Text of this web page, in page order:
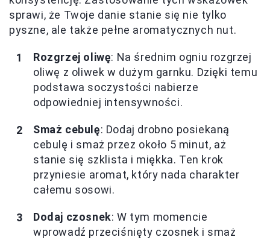
sprawi, że Twoje danie stanie się nie tylko
pyszne, ale także pełne aromatycznych nut.
Rozgrzej oliwę: Na średnim ogniu rozgrzej
oliwę z oliwek w dużym garnku. Dzięki temu
podstawa soczystości nabierze
odpowiedniej intensywności.
Smaż cebulę: Dodaj drobno posiekaną
cebulę i smaż przez około 5 minut, aż
stanie się szklista i miękka. Ten krok
przyniesie aromat, który nada charakter
całemu sosowi.
Dodaj czosnek: W tym momencie
wprowadź przeciśnięty czosnek i smaż